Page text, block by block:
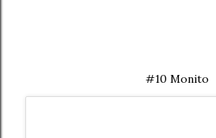
#10 Monito